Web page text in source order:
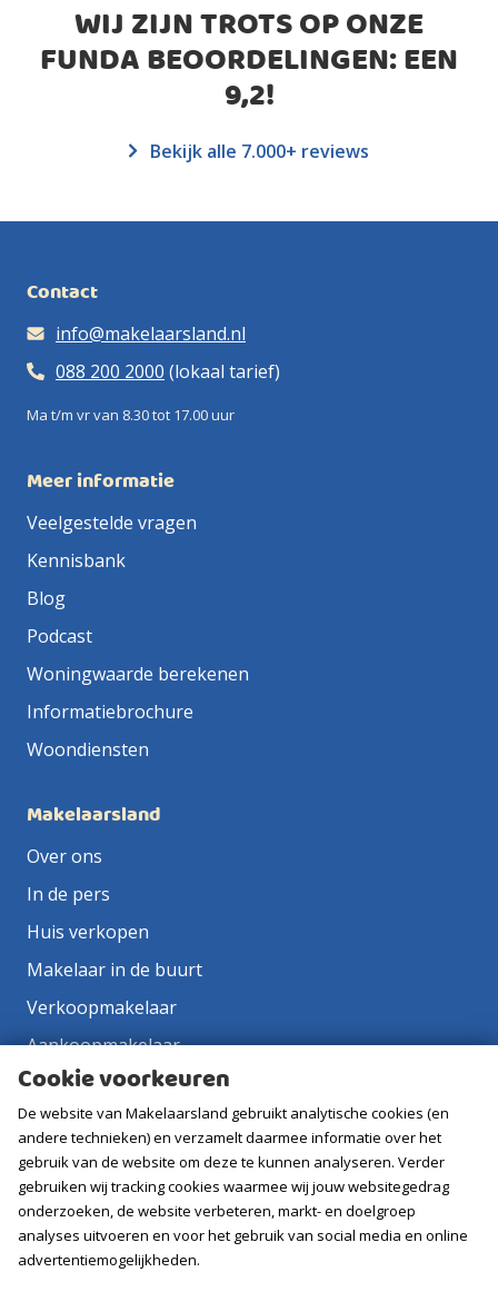
WIJ ZIJN TROTS OP ONZE
FUNDA BEOORDELINGEN: EEN
9,2!
Bekijk alle 7.000+ reviews
Contact
info@makelaarsland.nl
088 200 2000 (lokaal tarief)
Ma t/m vr van 8.30 tot 17.00 uur
Meer informatie
Veelgestelde vragen
Kennisbank
Blog
Podcast
Woningwaarde berekenen
Informatiebrochure
Woondiensten
Makelaarsland
Over ons
In de pers
Huis verkopen
Makelaar in de buurt
Verkoopmakelaar
Aankoopmakelaar
Contact
Vacatures
Volg ons
Cookie voorkeuren
De website van Makelaarsland gebruikt analytische cookies (en
andere technieken) en verzamelt daarmee informatie over het
gebruik van de website om deze te kunnen analyseren. Verder
gebruiken wij tracking cookies waarmee wij jouw websitegedrag
onderzoeken, de website verbeteren, markt- en doelgroep
analyses uitvoeren en voor het gebruik van social media en online
advertentiemogelijkheden.